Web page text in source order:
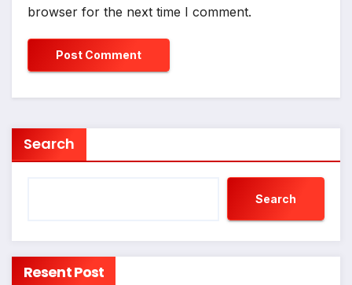
browser for the next time I comment.
Search
Search
Resent Post